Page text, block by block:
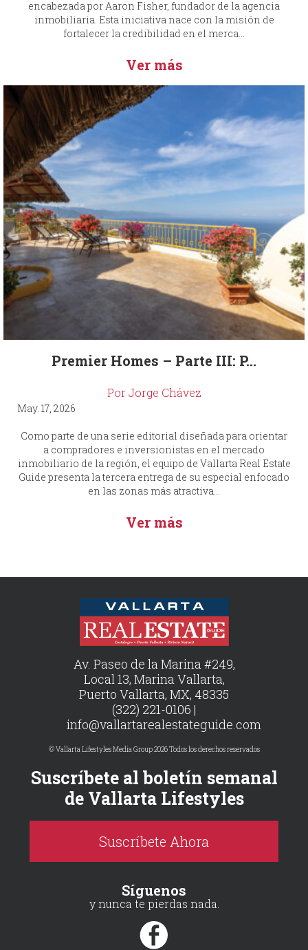
encabezada por Aaron Fisher, fundador de la agencia
inmobiliaria. Esta iniciativa nace con la misión de
fortalecer la credibilidad en el merca...
Ver más
Premier Homes – Parte III: P...
Por Jorge Chávez
May. 17, 2026
Como parte de una serie editorial diseñada para orientar
a compradores e inversionistas en el mercado
inmobiliario de la región, el equipo de Vallarta Real Estate
Guide presenta la tercera entrega de su especial enfocado
en las zonas más atractiva...
Ver más
Av. Paseo de la Marina #249,
Local 13, Marina Vallarta,
Puerto Vallarta, MX, 48335
(322) 221-0106 |
info@vallartarealestateguide.com
© Vallarta Lifestyles Media Group 2026 Todos los derechos reservados
Suscríbete al boletín semanal
de Vallarta Lifestyles
Suscríbete Ahora
Síguenos
y nunca te pierdas nada.